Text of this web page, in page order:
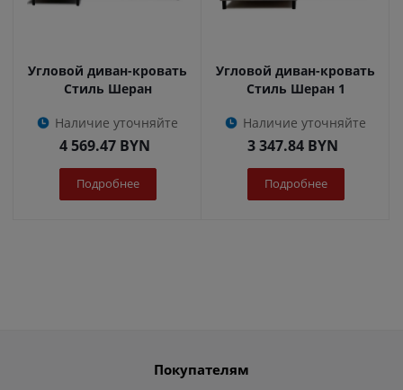
Угловой диван-кровать
Стиль Шеран
Наличие уточняйте
4 569.47BYN
Подробнее
Угловой диван-кровать
Стиль Шеран 1
Наличие уточняйте
3 347.84BYN
Подробнее
Покупателям